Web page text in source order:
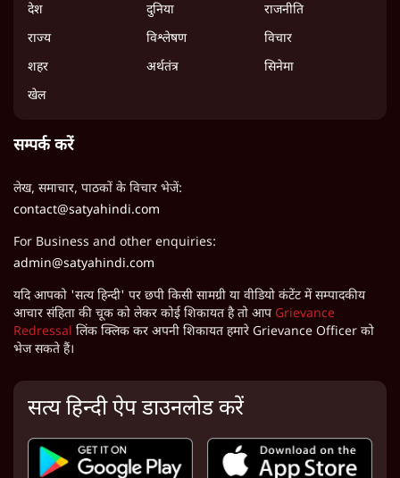
देश दुनिया
राजनीति
राज्य
विश्लेषण
विचार
शहर
अर्थतंत्र
सिनेमा
खेल
सम्पर्क करें
लेख, समाचार, पाठकों के विचार भेजें:
contact@satyahindi.com
For Business and other enquiries:
admin@satyahindi.com
यदि आपको 'सत्य हिन्दी' पर छपी किसी सामग्री या वीडियो कंटेंट में सम्पादकीय
आचार संहिता की चूक को लेकर कोई शिकायत है तो आप Grievance
Redressal लिंक क्लिक कर अपनी शिकायत हमारे Grievance Officer को
भेज सकते हैं।
सत्य हिन्दी ऐप डाउनलोड करें